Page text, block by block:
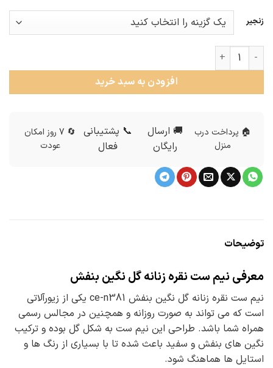
زنجیر
نیم ست نقره زنانه گل نگین بنفش عدد
افزودن به سبد خرید
🏠 پرداخت درب
منزل
🚚 ارسال
رایگان
📞 پشتیبانی
فعال
🔄 7 روز امکان
عودت
توضیحات
معرفی نیم ست نقره زنانه گل نگین بنفش
نیم ست نقره زنانه گل نگین بنفش ce-n381 یکی از زیورآلاتی
است که می تواند به صورت روزانه و همچنین در مجالس رسمی
همراه شما باشد. طراحی این نیم ست به شکل گل بوده و ترکیب
نگین های بنفش و سفید باعث شده تا با بسیاری از رنگ ها و
استایل ها هماهنگ شود.